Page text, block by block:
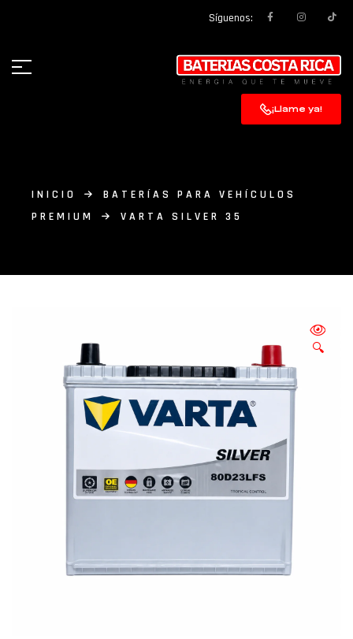
Síguenos:
¡Llame ya!
INICIO
BATERÍAS PARA VEHÍCULOS
PREMIUM
VARTA SILVER 35
🔍